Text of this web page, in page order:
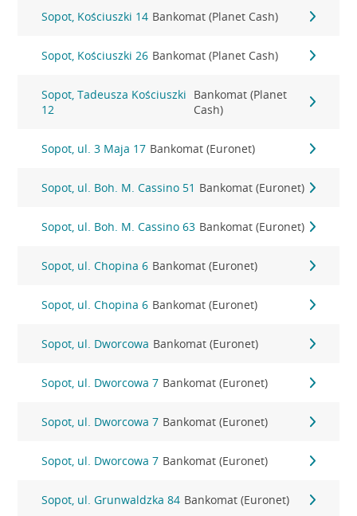
Sopot, Kościuszki 14 Bankomat (Planet Cash)
Sopot, Kościuszki 26 Bankomat (Planet Cash)
Sopot, Tadeusza Kościuszki
12
Bankomat (Planet
Cash)
Sopot, ul. 3 Maja 17 Bankomat (Euronet)
Sopot, ul. Boh. M. Cassino 51 Bankomat (Euronet)
Sopot, ul. Boh. M. Cassino 63 Bankomat (Euronet)
Sopot, ul. Chopina 6 Bankomat (Euronet)
Sopot, ul. Chopina 6 Bankomat (Euronet)
Sopot, ul. Dworcowa Bankomat (Euronet)
Sopot, ul. Dworcowa 7 Bankomat (Euronet)
Sopot, ul. Dworcowa 7 Bankomat (Euronet)
Sopot, ul. Dworcowa 7 Bankomat (Euronet)
Sopot, ul. Grunwaldzka 84 Bankomat (Euronet)